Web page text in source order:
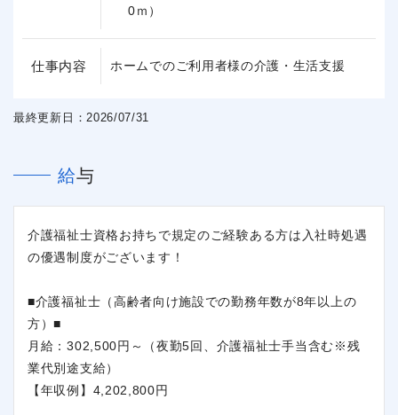
0ｍ）
仕事内容 ホームでのご利用者様の介護・生活支援
最終更新日：2026/07/31
給与
介護福祉士資格お持ちで規定のご経験ある方は入社時処遇
の優遇制度がございます！
■介護福祉士（高齢者向け施設での勤務年数が8年以上の
方）■
月給：302,500円～（夜勤5回、介護福祉士手当含む※残
業代別途支給）
【年収例】4,202,800円